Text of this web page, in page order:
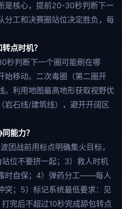
是核心，提前20-30秒判断下一
分工和决赛圈站位决定胜负，每
点时机？
秒判断下一个圈可能刷在哪
始移动。二次毒圈（第二圈开
。利用地图最高地形获取视野优
岩石线/建筑线），避开开阔区
能力？
团战前用标点明确集火目标，
位不要挤一起；3）救人时机
时自保；4）弹药分工——每人
突；5）标记系统最低要求：见
完后不超过10秒完成舔包转点